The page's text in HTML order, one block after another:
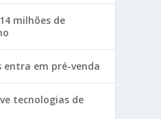
milhões de
entra em pré-venda
tecnologias de